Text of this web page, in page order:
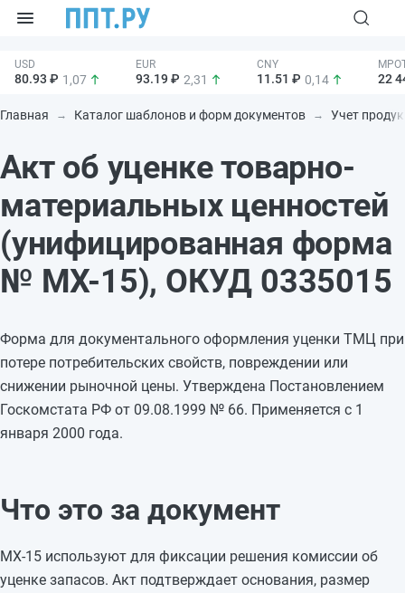
80.93 ₽ 1,07 93.19 ₽ 2,31 11.51 ₽ 0,14 22
Главная Каталог шаблонов и форм документов Учет
Акт об уценке товарно-
материальных ценностей
(унифицированная форма
№ МХ-15), ОКУД 0335015
Форма для документального оформления уценки ТМЦ при
потере потребительских свойств, повреждении или
снижении рыночной цены. Утверждена Постановлением
Госкомстата РФ от 09.08.1999 № 66. Применяется с 1
января 2000 года.
Что это за документ
МХ-15 используют для фиксации решения комиссии об
уценке запасов. Акт подтверждает основания, размер